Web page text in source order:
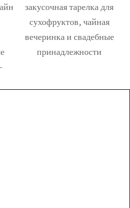
закусочная тарелка для
сухофруктов, чайная
вечеринка и свадебные
принадлежности